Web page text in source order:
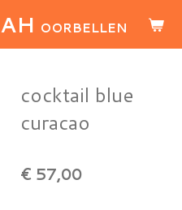
OORBELLEN
cocktail blue
curacao
€ 57,00